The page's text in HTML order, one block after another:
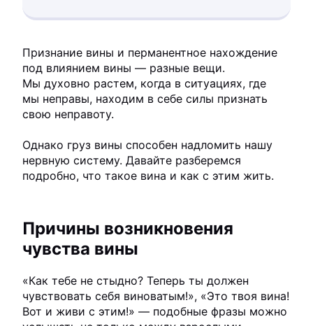
Признание вины и перманентное нахождение
под влиянием вины — разные вещи.
Мы духовно растем, когда в ситуациях, где
мы неправы, находим в себе силы признать
свою неправоту.
Однако груз вины способен надломить нашу
нервную систему. Давайте разберемся
подробно, что такое вина и как с этим жить.
Причины возникновения
чувства вины
«Как тебе не стыдно? Теперь ты должен
чувствовать себя виноватым!», «Это твоя вина!
Вот и живи с этим!» — подобные фразы можно